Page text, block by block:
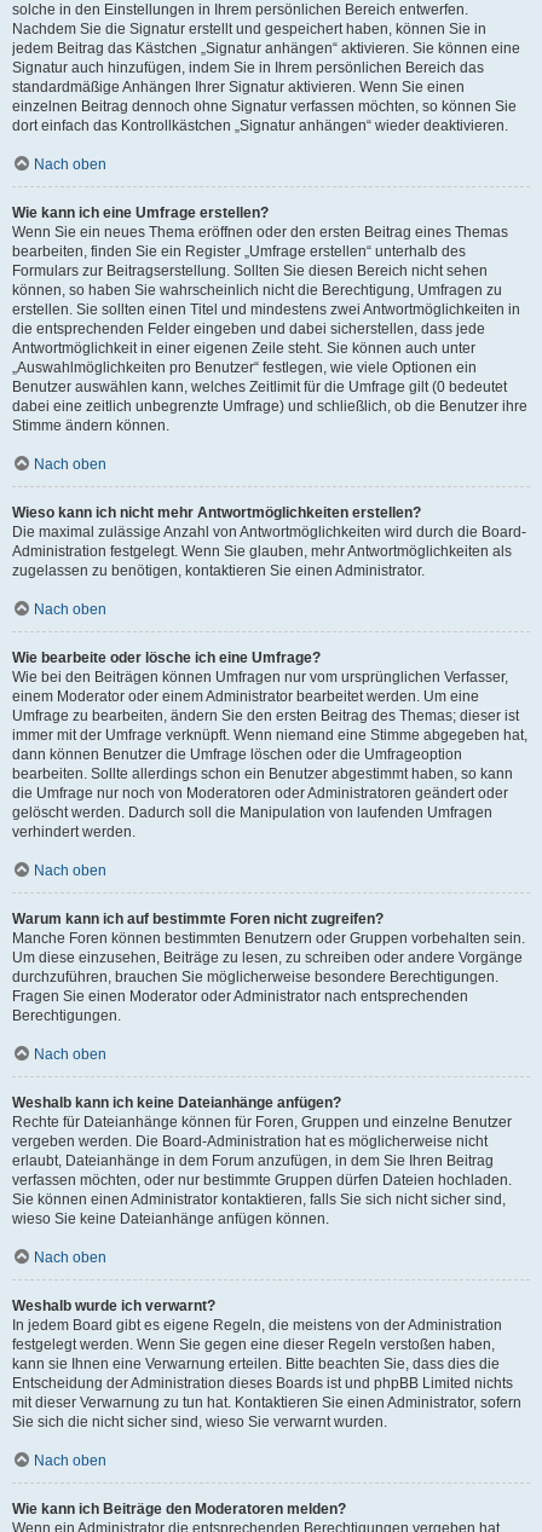
solche in den Einstellungen in Ihrem persönlichen Bereich entwerfen.
Nachdem Sie die Signatur erstellt und gespeichert haben, können Sie in
jedem Beitrag das Kästchen „Signatur anhängen“ aktivieren. Sie können eine
Signatur auch hinzufügen, indem Sie in Ihrem persönlichen Bereich das
standardmäßige Anhängen Ihrer Signatur aktivieren. Wenn Sie einen
einzelnen Beitrag dennoch ohne Signatur verfassen möchten, so können Sie
dort einfach das Kontrollkästchen „Signatur anhängen“ wieder deaktivieren.
Nach oben
Wie kann ich eine Umfrage erstellen?
Wenn Sie ein neues Thema eröffnen oder den ersten Beitrag eines Themas
bearbeiten, finden Sie ein Register „Umfrage erstellen“ unterhalb des
Formulars zur Beitragserstellung. Sollten Sie diesen Bereich nicht sehen
können, so haben Sie wahrscheinlich nicht die Berechtigung, Umfragen zu
erstellen. Sie sollten einen Titel und mindestens zwei Antwortmöglichkeiten in
die entsprechenden Felder eingeben und dabei sicherstellen, dass jede
Antwortmöglichkeit in einer eigenen Zeile steht. Sie können auch unter
„Auswahlmöglichkeiten pro Benutzer“ festlegen, wie viele Optionen ein
Benutzer auswählen kann, welches Zeitlimit für die Umfrage gilt (0 bedeutet
dabei eine zeitlich unbegrenzte Umfrage) und schließlich, ob die Benutzer ihre
Stimme ändern können.
Nach oben
Wieso kann ich nicht mehr Antwortmöglichkeiten erstellen?
Die maximal zulässige Anzahl von Antwortmöglichkeiten wird durch die Board-
Administration festgelegt. Wenn Sie glauben, mehr Antwortmöglichkeiten als
zugelassen zu benötigen, kontaktieren Sie einen Administrator.
Nach oben
Wie bearbeite oder lösche ich eine Umfrage?
Wie bei den Beiträgen können Umfragen nur vom ursprünglichen Verfasser,
einem Moderator oder einem Administrator bearbeitet werden. Um eine
Umfrage zu bearbeiten, ändern Sie den ersten Beitrag des Themas; dieser ist
immer mit der Umfrage verknüpft. Wenn niemand eine Stimme abgegeben hat,
dann können Benutzer die Umfrage löschen oder die Umfrageoption
bearbeiten. Sollte allerdings schon ein Benutzer abgestimmt haben, so kann
die Umfrage nur noch von Moderatoren oder Administratoren geändert oder
gelöscht werden. Dadurch soll die Manipulation von laufenden Umfragen
verhindert werden.
Nach oben
Warum kann ich auf bestimmte Foren nicht zugreifen?
Manche Foren können bestimmten Benutzern oder Gruppen vorbehalten sein.
Um diese einzusehen, Beiträge zu lesen, zu schreiben oder andere Vorgänge
durchzuführen, brauchen Sie möglicherweise besondere Berechtigungen.
Fragen Sie einen Moderator oder Administrator nach entsprechenden
Berechtigungen.
Nach oben
Weshalb kann ich keine Dateianhänge anfügen?
Rechte für Dateianhänge können für Foren, Gruppen und einzelne Benutzer
vergeben werden. Die Board-Administration hat es möglicherweise nicht
erlaubt, Dateianhänge in dem Forum anzufügen, in dem Sie Ihren Beitrag
verfassen möchten, oder nur bestimmte Gruppen dürfen Dateien hochladen.
Sie können einen Administrator kontaktieren, falls Sie sich nicht sicher sind,
wieso Sie keine Dateianhänge anfügen können.
Nach oben
Weshalb wurde ich verwarnt?
In jedem Board gibt es eigene Regeln, die meistens von der Administration
festgelegt werden. Wenn Sie gegen eine dieser Regeln verstoßen haben,
kann sie Ihnen eine Verwarnung erteilen. Bitte beachten Sie, dass dies die
Entscheidung der Administration dieses Boards ist und phpBB Limited nichts
mit dieser Verwarnung zu tun hat. Kontaktieren Sie einen Administrator, sofern
Sie sich die nicht sicher sind, wieso Sie verwarnt wurden.
Nach oben
Wie kann ich Beiträge den Moderatoren melden?
Wenn ein Administrator die entsprechenden Berechtigungen vergeben hat,